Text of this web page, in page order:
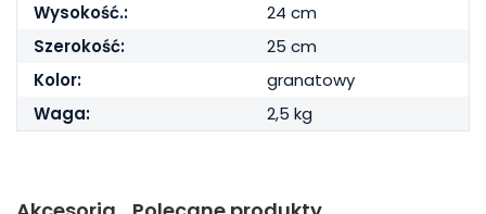
Wysokość.:
24 cm
Szerokość:
25 cm
Kolor:
granatowy
Waga:
2,5 kg